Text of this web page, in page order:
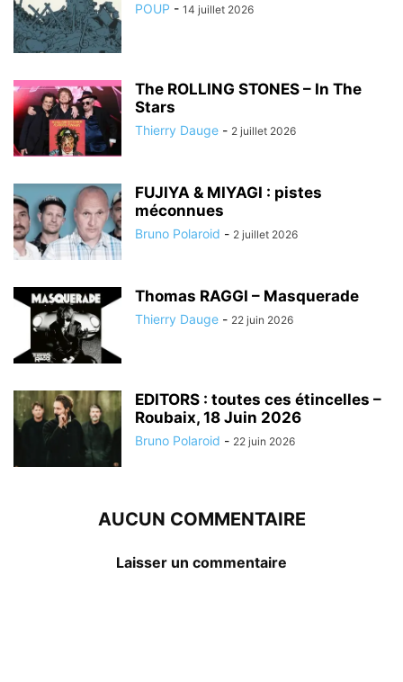
POUP - 14 juillet 2026
The ROLLING STONES – In The
Stars
Thierry Dauge - 2 juillet 2026
FUJIYA & MIYAGI : pistes
méconnues
Bruno Polaroid - 2 juillet 2026
Thomas RAGGI – Masquerade
Thierry Dauge - 22 juin 2026
EDITORS : toutes ces étincelles –
Roubaix, 18 Juin 2026
Bruno Polaroid - 22 juin 2026
AUCUN COMMENTAIRE
Laisser un commentaire